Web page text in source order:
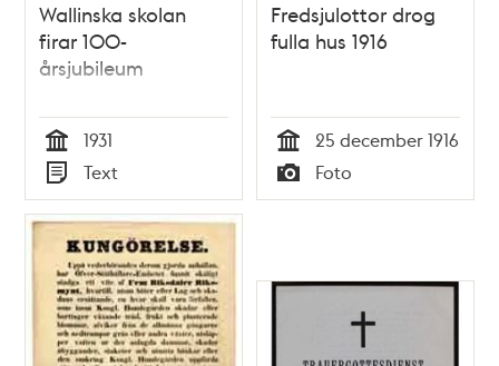
Wallinska skolan
firar 100-
årsjubileum
Tid
1931
Typ
Text
Fredsjulottor drog
fulla hus 1916
Tid
25 december 1916
Typ
Foto